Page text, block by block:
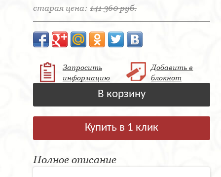
старая цена: 141 360 руб.
Запросить
информацию
Добавить в
блокнот
В корзину
Купить в 1 клик
Полное описание